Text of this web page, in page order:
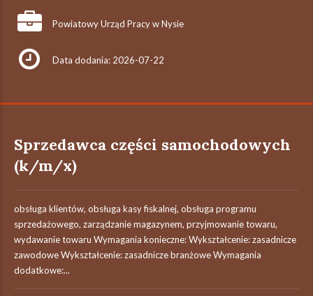
Powiatowy Urząd Pracy w Nysie
Data dodania: 2026-07-22
Sprzedawca części samochodowych
(k/m/x)
obsługa klientów, obsługa kasy fiskalnej, obsługa programu
sprzedażowego, zarządzanie magazynem, przyjmowanie towaru,
wydawanie towaru Wymagania konieczne: Wykształcenie: zasadnicze
zawodowe Wykształcenie: zasadnicze branżowe Wymagania
dodatkowe:...